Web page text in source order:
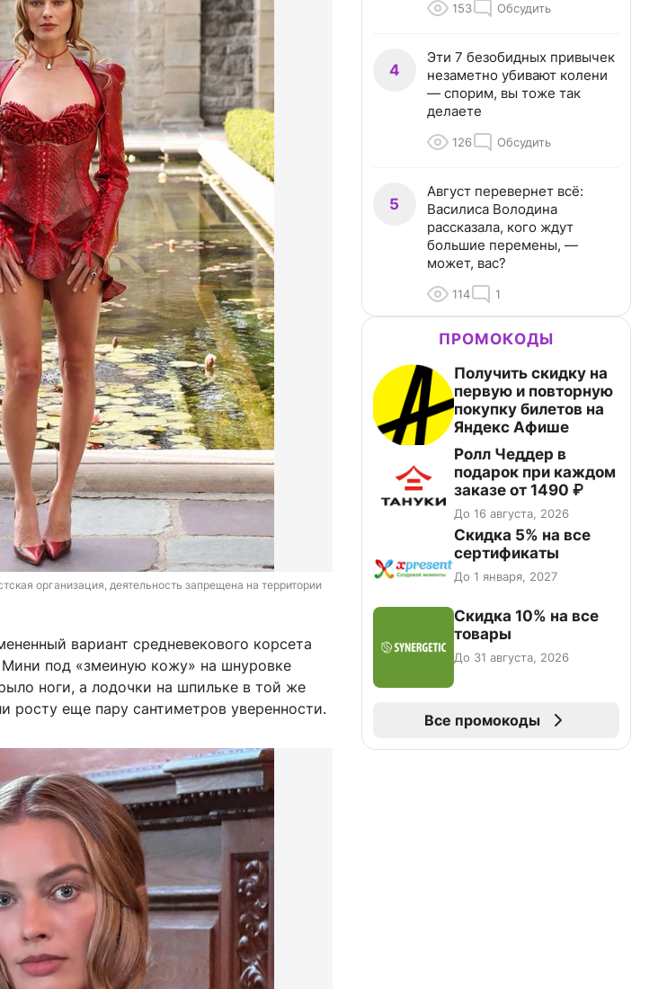
организация, деятельность запрещена на территории
вариант средневекового корсета
Мини под «змеиную кожу» на шнуровке
ноги, а лодочки на шпильке в той же
росту еще пару сантиметров уверенности.
153 Обсудить
4
Эти 7 безобидных привычек
незаметно убивают колени
— спорим, вы тоже так
делаете
126 Обсудить
5
Август перевернет всё:
Василиса Володина
рассказала, кого ждут
большие перемены, —
может, вас?
114 1
ПРОМОКОДЫ
Получить скидку на
первую и повторную
покупку билетов на
Яндекс Афише
Ролл Чеддер в
подарок при каждом
заказе от 1490 ₽
До 16 августа, 2026
Скидка 5% на все
сертификаты
До 1 января, 2027
Скидка 10% на все
товары
До 31 августа, 2026
Все промокоды